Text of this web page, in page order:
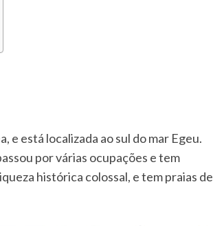
e está localizada ao sul do mar Egeu.
por várias ocupações e tem
histórica colossal, e tem praias de